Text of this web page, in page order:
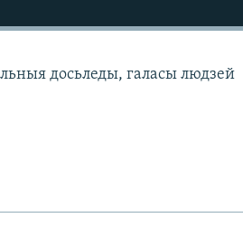
досьледы, галасы людзей